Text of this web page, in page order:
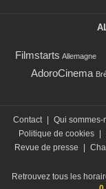
Filmstarts Allemagne
AdoroCinema
Contact | Qui sommes-
Politique de cookies |
Revue de presse
|
Retrouvez tous les